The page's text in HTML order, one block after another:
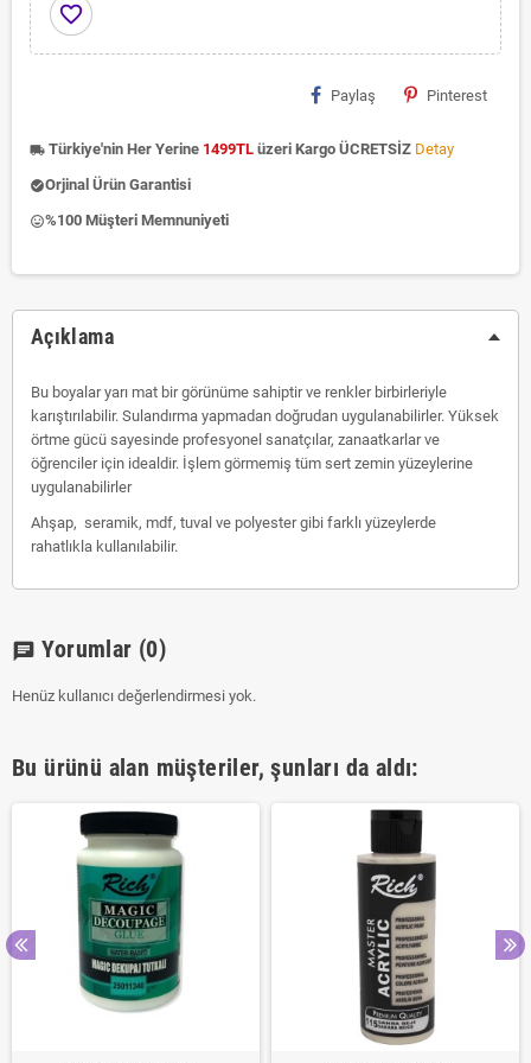
favorite_border
Paylaş Pinterest
local_shipping Türkiye'nin Her Yerine 1499TL üzeri Kargo ÜCRETSİZ Detay
check_circleOrjinal Ürün Garantisi
insert_emoticon%100 Müşteri Memnuniyeti
Açıklama
Bu boyalar yarı mat bir görünüme sahiptir ve renkler birbirleriyle
karıştırılabilir. Sulandırma yapmadan doğrudan uygulanabilirler. Yüksek
örtme gücü sayesinde profesyonel sanatçılar, zanaatkarlar ve
öğrenciler için idealdir. İşlem görmemiş tüm sert zemin yüzeylerine
uygulanabilirler
Ahşap, seramik, mdf, tuval ve polyester gibi farklı yüzeylerde
rahatlıkla kullanılabilir.
chat Yorumlar (0)
Henüz kullanıcı değerlendirmesi yok.
Bu ürünü alan müşteriler, şunları da aldı: